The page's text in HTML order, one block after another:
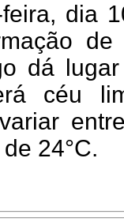
feira, dia
de
dá
céu
24°C.